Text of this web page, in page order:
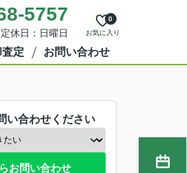
5757
休日：日曜日 お気に入り
0
定 お問い合わせ
い合わせください
お問い合わせ